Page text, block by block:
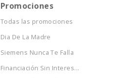
Promociones
Todas las promociones
Dia De La Madre
Siemens Nunca Te Falla
Financiación Sin Interes...